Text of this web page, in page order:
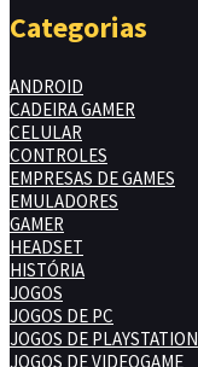
Categorias
ANDROID
CADEIRA GAMER
CELULAR
CONTROLES
EMPRESAS DE GAMES
EMULADORES
GAMER
HEADSET
HISTÓRIA
JOGOS
JOGOS DE PC
JOGOS DE PLAYSTATION
JOGOS DE VIDEOGAME